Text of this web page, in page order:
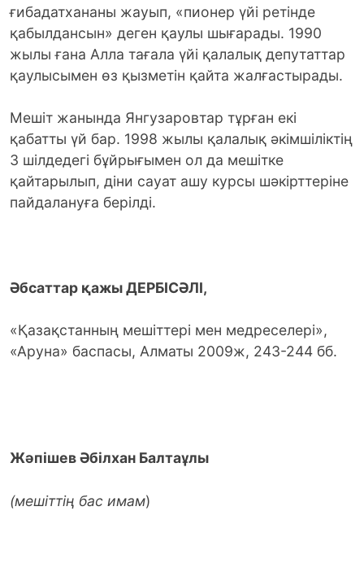
ғибадатхананы жауып, «пионер үйі ретінде
қабылдансын» деген қаулы шығарады. 1990
жылы ғана Алла тағала үйі қалалық депутаттар
қаулысымен өз қызметін қайта жалғастырады.
Мешіт жанында Янгузаровтар тұрған екі
қабатты үй бар. 1998 жылы қалалық әкімшіліктің
3 шілдедегі бұйрығымен ол да мешітке
қайтарылып, діни сауат ашу курсы шәкірттеріне
пайдалануға берілді.
Әбсаттар қажы ДЕРБІСӘЛІ,
«Қазақстанның мешіттері мен медреселері»,
«Аруна» баспасы, Алматы 2009ж, 243-244 бб.
Жәпішев Әбілхан Балтаұлы
(мешіттің бас имам)